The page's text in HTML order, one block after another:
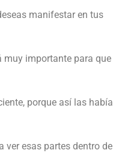
manifestar en tus
muy importante para que
porque así las
ver esas partes dentro